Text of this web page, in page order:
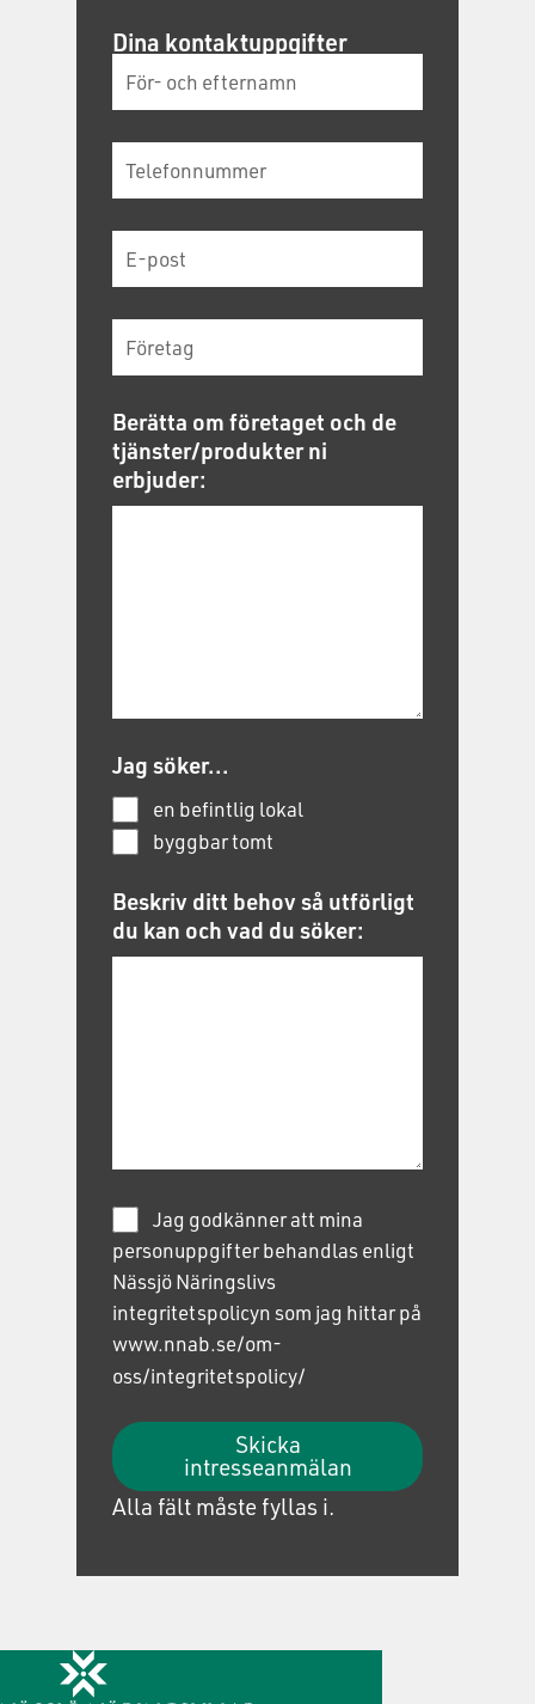
Dina kontaktuppgifter
Berätta om företaget och de
tjänster/produkter ni
erbjuder:
Jag söker...
en befintlig lokal
byggbar tomt
Beskriv ditt behov så utförligt
du kan och vad du söker:
Jag godkänner att mina
personuppgifter behandlas enligt
Nässjö Näringslivs
integritetspolicyn som jag hittar på
www.nnab.se/om-
oss/integritetspolicy/
Skicka
intresseanmälan
Alla fält måste fyllas i.